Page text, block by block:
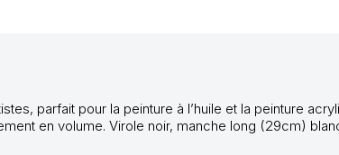
parfait pour la peinture à l’huile et la peinture
en volume. Virole noir, manche long (29cm)